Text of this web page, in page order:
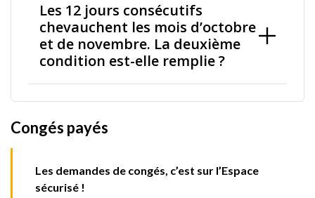
Les 12 jours consécutifs
chevauchent les mois d’octobre
et de novembre. La deuxième
condition est-elle remplie ?
Congés payés
Les demandes de congés, c’est sur l’Espace
sécurisé !